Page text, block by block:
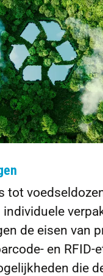
tot
de eisen van
en RFID-
die